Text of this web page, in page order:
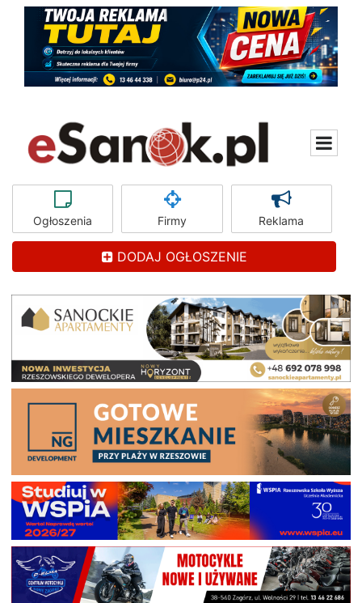
Ogłoszenia Firmy Reklama
DODAJ OGŁOSZENIE